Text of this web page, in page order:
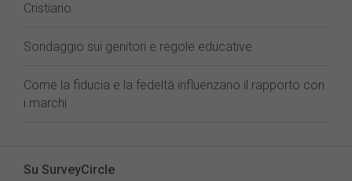
Cristiano
Sondaggio sui genitori e regole educative
Come la fiducia e la fedeltà influenzano il rapporto con
i marchi
Su SurveyCircle